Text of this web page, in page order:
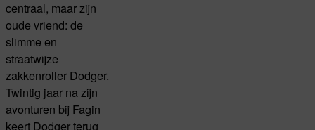
centraal, maar zijn
oude vriend: de
slimme en
straatwijze
zakkenroller Dodger.
Twintig jaar na zijn
avonturen bij Fagin
keert Dodger terug